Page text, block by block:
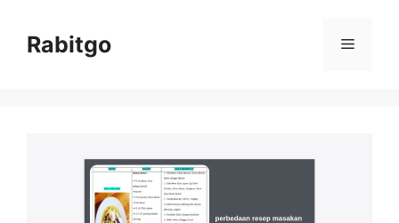
contentRabitgo Menu